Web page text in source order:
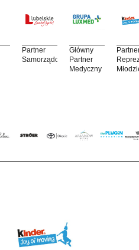
Partner
Samorządowy
Główny
Partner
Medyczny